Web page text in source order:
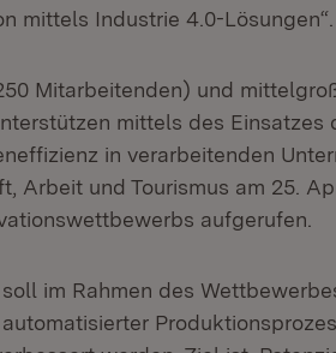
mittels Industrie 4.0-Lösungen“.
Mitarbeitenden) und
mittels des Einsatzes
in verarbeitenden
Arbeit und Tourismus am 25.
aufgerufen.
im Rahmen des